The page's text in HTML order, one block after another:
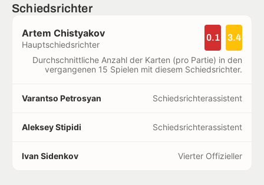
Schiedsrichter
Artem Chistyakov
Hauptschiedsrichter
0.1 3.4
Durchschnittliche Anzahl der Karten (pro Partie) in den
vergangenen 15 Spielen mit diesem Schiedsrichter.
Varantso Petrosyan Schiedsrichterassistent
Aleksey Stipidi Schiedsrichterassistent
Ivan Sidenkov Vierter Offizieller